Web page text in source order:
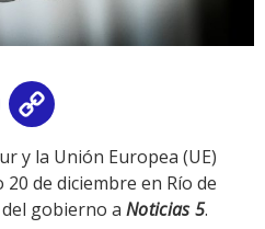
Email
Link
y la Unión Europea (UE)
de diciembre en Río de
gobierno a Noticias 5.